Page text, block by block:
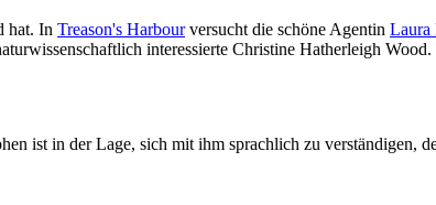
hat. In Treason's Harbourversucht die schöne Agentin Laura
interessierte Christine Hatherleigh
ist in der Lage, sich mit ihm sprachlich zu verständigen,